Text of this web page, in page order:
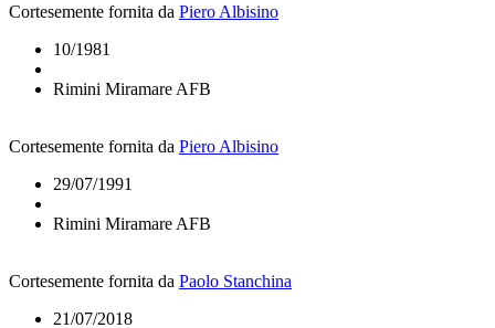
Cortesemente fornita da Piero Albisino
10/1981
Rimini Miramare AFB
Cortesemente fornita da Piero Albisino
29/07/1991
Rimini Miramare AFB
Cortesemente fornita da Paolo Stanchina
21/07/2018